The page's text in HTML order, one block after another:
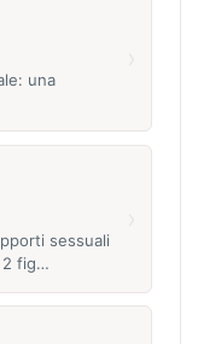
una
sessuali
2 fig…